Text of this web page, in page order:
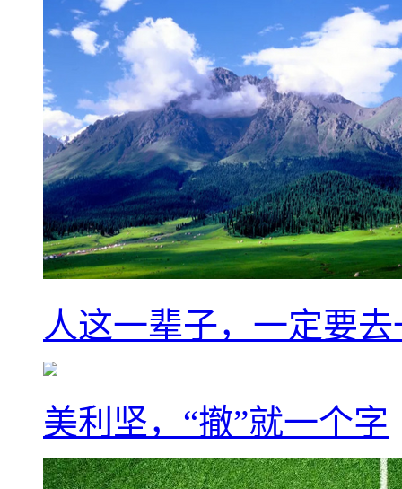
人这一辈子，一定要
美利坚，“撤”就一个字